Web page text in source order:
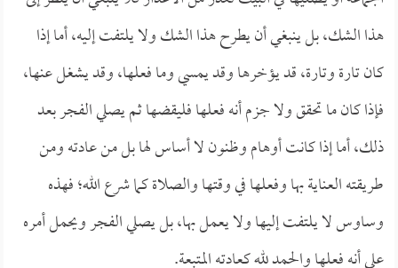
هذا الشك، بل ينبغي أن يطرح هذا الشك ولا يلتفت إليه، أما إذا
كان تارة وتارة، قد يؤخرها وقد يمسي وما فعلها، وقد يشغل عنها،
فإذا كان ما تحقق ولا جزم أنه فعلها فليقضها ثم يصلي الفجر بعد
ذلك، أما إذا كانت أوهام وظنون لا أساس لها بل من عادته ومن
طريقته العناية بها وفعلها في وقتها والصلاة كما شرع الله؛ فهذه
وساوس لا يلتفت إليها ولا يعمل بها، بل يصلي الفجر ويحمل أمره
على أنه فعلها والحمد لله كعادته المتبعة.